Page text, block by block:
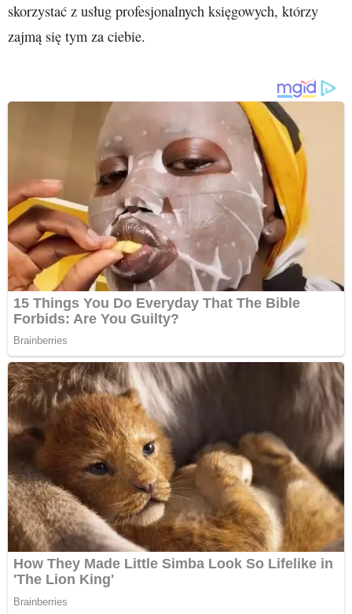
skorzystać z usług profesjonalnych księgowych, którzy
zajmą się tym za ciebie.